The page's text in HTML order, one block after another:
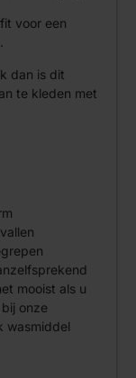
voor een
dan is dit
te kleden met
mooist als u
onze
wasmiddel